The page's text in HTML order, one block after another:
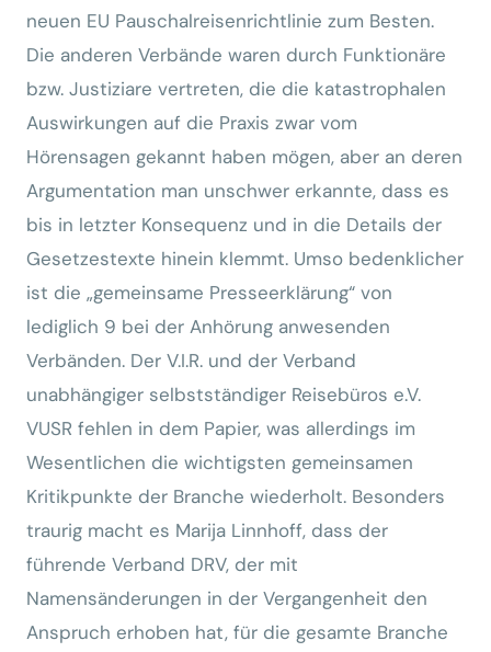
neuen EU Pauschalreisenrichtlinie zum Besten.
Die anderen Verbände waren durch Funktionäre
bzw. Justiziare vertreten, die die katastrophalen
Auswirkungen auf die Praxis zwar vom
Hörensagen gekannt haben mögen, aber an deren
Argumentation man unschwer erkannte, dass es
bis in letzter Konsequenz und in die Details der
Gesetzestexte hinein klemmt. Umso bedenklicher
ist die „gemeinsame Presseerklärung“ von
lediglich 9 bei der Anhörung anwesenden
Verbänden. Der V.I.R. und der Verband
unabhängiger selbstständiger Reisebüros e.V.
VUSR fehlen in dem Papier, was allerdings im
Wesentlichen die wichtigsten gemeinsamen
Kritikpunkte der Branche wiederholt. Besonders
traurig macht es Marija Linnhoff, dass der
führende Verband DRV, der mit
Namensänderungen in der Vergangenheit den
Anspruch erhoben hat, für die gesamte Branche